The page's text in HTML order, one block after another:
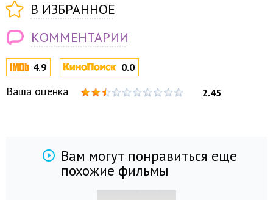
4.9 0.0
Ваша оценка 2.45
В ИЗБРАННОЕ
КОММЕНТАРИИ
Вам могут понравиться еще
похожие фильмы